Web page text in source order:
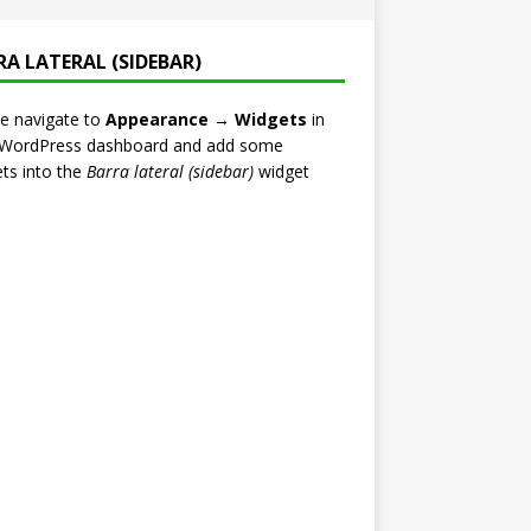
LATERAL (SIDEBAR)
navigate to Appearance → Widgets in
dashboard and add some
into the Barra lateral (sidebar)widget